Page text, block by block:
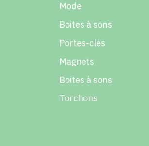
Mode
Boites à sons
Portes-clés
Magnets
Boites à sons
Torchons